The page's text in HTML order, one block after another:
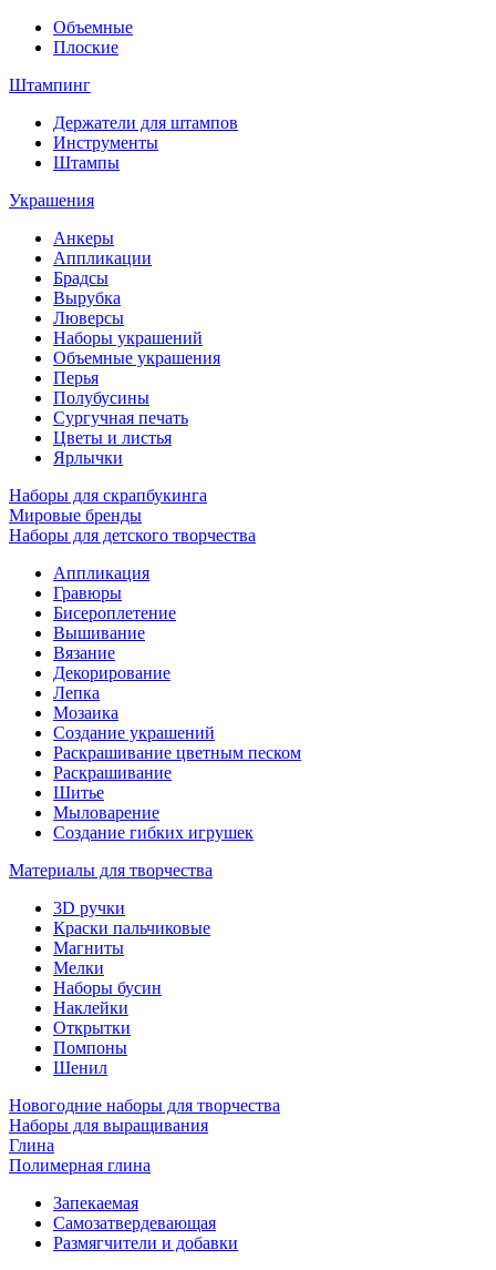
Объемные
Плоские
Штампинг
Держатели для штампов
Инструменты
Штампы
Украшения
Анкеры
Аппликации
Брадсы
Вырубка
Люверсы
Наборы украшений
Объемные украшения
Перья
Полубусины
Сургучная печать
Цветы и листья
Ярлычки
Наборы для скрапбукинга
Мировые бренды
Наборы для детского творчества
Аппликация
Гравюры
Бисероплетение
Вышивание
Вязание
Декорирование
Лепка
Мозаика
Создание украшений
Раскрашивание цветным песком
Раскрашивание
Шитье
Мыловарение
Создание гибких игрушек
Материалы для творчества
3D ручки
Краски пальчиковые
Магниты
Мелки
Наборы бусин
Наклейки
Открытки
Помпоны
Шенил
Новогодние наборы для творчества
Наборы для выращивания
Глина
Полимерная глина
Запекаемая
Самозатвердевающая
Размягчители и добавки